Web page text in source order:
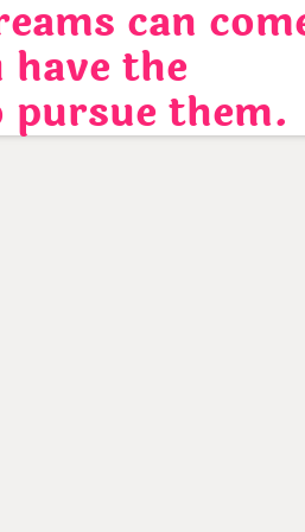
can
the
pursue them.